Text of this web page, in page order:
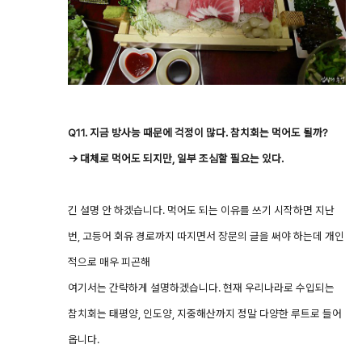
Q11. 지금 방사능 때문에 걱정이 많다. 참치회는 먹어도 될까?
→ 대체로 먹어도 되지만, 일부 조심할 필요는 있다.
긴 설명 안 하겠습니다. 먹어도 되는 이유를 쓰기 시작하면 지난
번, 고등어 회유 경로까지 따지면서 장문의 글을 써야 하는데 개인
적으로 매우 피곤해
여기서는 간략하게 설명하겠습니다. 현재 우리나라로 수입되는
참치회는 태평양, 인도양, 지중해산까지 정말 다양한 루트로 들어
옵니다.